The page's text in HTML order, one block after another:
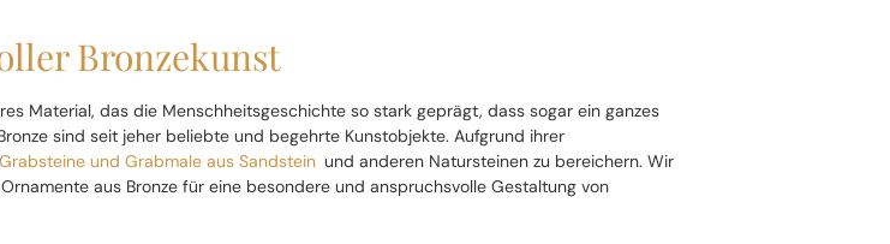
Bronzekunst
Material, das die Menschheitsgeschichte so stark geprägt, dass sogar ein ganzes
sind seit jeher beliebte und begehrte Kunstobjekte. Aufgrund ihrer
Grabsteine und Grabmale aus Sandstein und anderen Natursteinen zu bereichern. Wir
aus Bronze für eine besondere und anspruchsvolle Gestaltung von